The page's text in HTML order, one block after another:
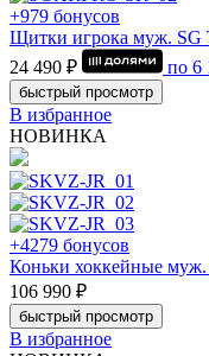
+979 бонусов
Щитки игрока муж. SG
24 490 ₽
по 6
быстрый просмотр
В избранное
НОВИНКА
+4279 бонусов
Коньки хоккейные
106 990 ₽
быстрый просмотр
В избранное